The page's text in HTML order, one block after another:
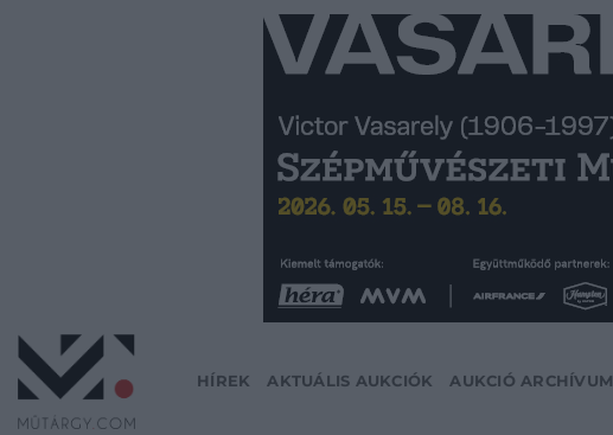
HÍREK AKTUÁLIS AUKCIÓK AUKCIÓ ARCHÍVUM